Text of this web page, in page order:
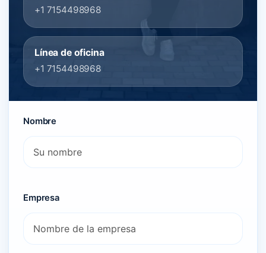
+1 7154498968
Línea de oficina
+1 7154498968
Nombre
Empresa